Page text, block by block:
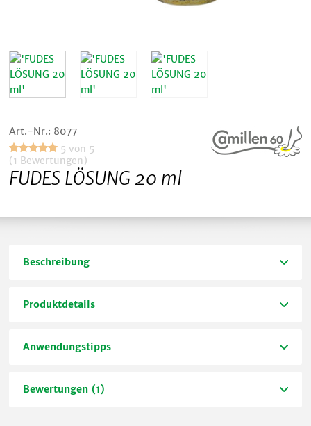
Art.-Nr.: 8077
5 von 5
(1 Bewertungen)
FUDES LÖSUNG 20 ml
Beschreibung
Produktdetails
Anwendungstipps
Bewertungen (1)